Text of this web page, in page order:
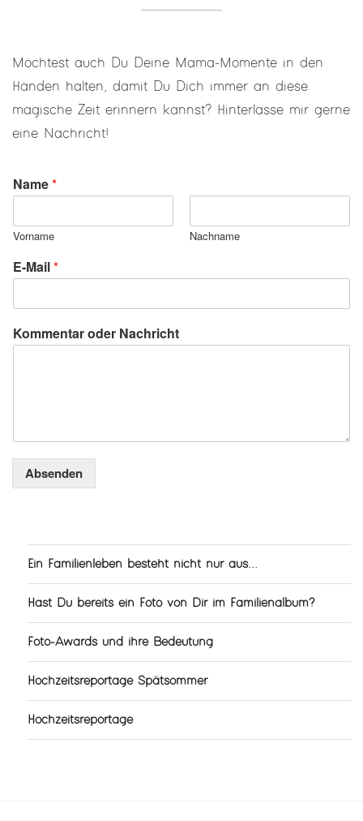
Möchtest auch Du Deine Mama-Momente in den
Händen halten, damit Du Dich immer an diese
magische Zeit erinnern kannst? Hinterlasse mir gerne
eine Nachricht!
Name*
Vorname Nachname
E-Mail*
Kommentar oder Nachricht
Absenden
Ein Familienleben besteht nicht nur aus...
Hast Du bereits ein Foto von Dir im Familienalbum?
Foto-Awards und ihre Bedeutung
Hochzeitsreportage Spätsommer
Hochzeitsreportage